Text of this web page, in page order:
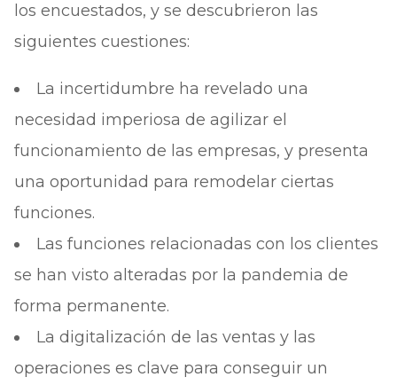
los encuestados, y se descubrieron las
siguientes cuestiones:
La incertidumbre ha revelado una
necesidad imperiosa de agilizar el
funcionamiento de las empresas, y presenta
una oportunidad para remodelar ciertas
funciones.
Las funciones relacionadas con los clientes
se han visto alteradas por la pandemia de
forma permanente.
La digitalización de las ventas y las
operaciones es clave para conseguir un